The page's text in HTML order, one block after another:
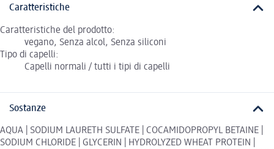
Caratteristiche
Caratteristiche del prodotto:
vegano, Senza alcol, Senza siliconi
Tipo di capelli:
Capelli normali / tutti i tipi di capelli
Sostanze
AQUA | SODIUM LAURETH SULFATE | COCAMIDOPROPYL BETAINE |
SODIUM CHLORIDE | GLYCERIN | HYDROLYZED WHEAT PROTEIN |